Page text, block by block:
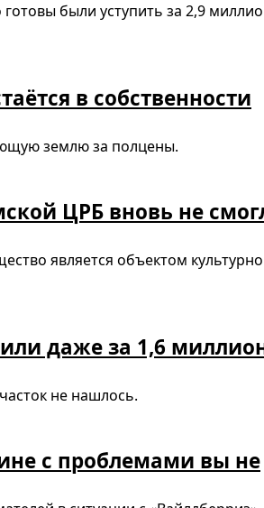
были уступить за 2,9
в собственности
землю за полцены.
ЦРБ вновь не
является объектом
даже за 1,6
не нашлось.
с проблемами вы не